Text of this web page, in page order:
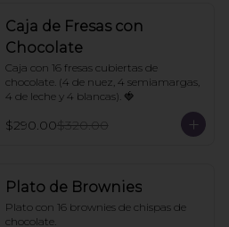
Caja de Fresas con
Chocolate
Caja con 16 fresas cubiertas de
chocolate. (4 de nuez, 4 semiamargas,
4 de leche y 4 blancas). 🍓
$290.00$320.00
Plato de Brownies
Plato con 16 brownies de chispas de
chocolate.